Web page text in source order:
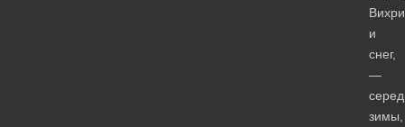
Вихри
и
снег,
—
зимы,